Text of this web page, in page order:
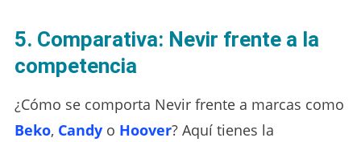
5. Comparativa: Nevir frente a la
competencia
¿Cómo se comporta Nevir frente a marcas como
Beko, Candyo Hoover? Aquí tienes la